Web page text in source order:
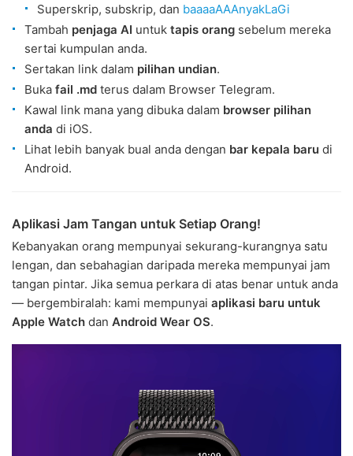
Superskrip, subskrip, dan baaaaAAAnyakLaGi
Tambah penjaga AI untuk tapis orang sebelum mereka
sertai kumpulan anda.
Sertakan link dalam pilihan undian.
Buka fail .md terus dalam Browser Telegram.
Kawal link mana yang dibuka dalam browser pilihan
anda di iOS.
Lihat lebih banyak bual anda dengan bar kepala baru di
Android.
Aplikasi Jam Tangan untuk Setiap Orang!
Kebanyakan orang mempunyai sekurang-kurangnya satu
lengan, dan sebahagian daripada mereka mempunyai jam
tangan pintar. Jika semua perkara di atas benar untuk anda
— bergembiralah: kami mempunyai aplikasi baru untuk
Apple Watch dan Android Wear OS.